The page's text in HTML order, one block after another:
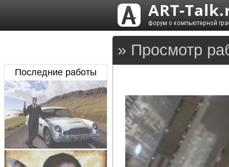
» Просмотр
Последние работы